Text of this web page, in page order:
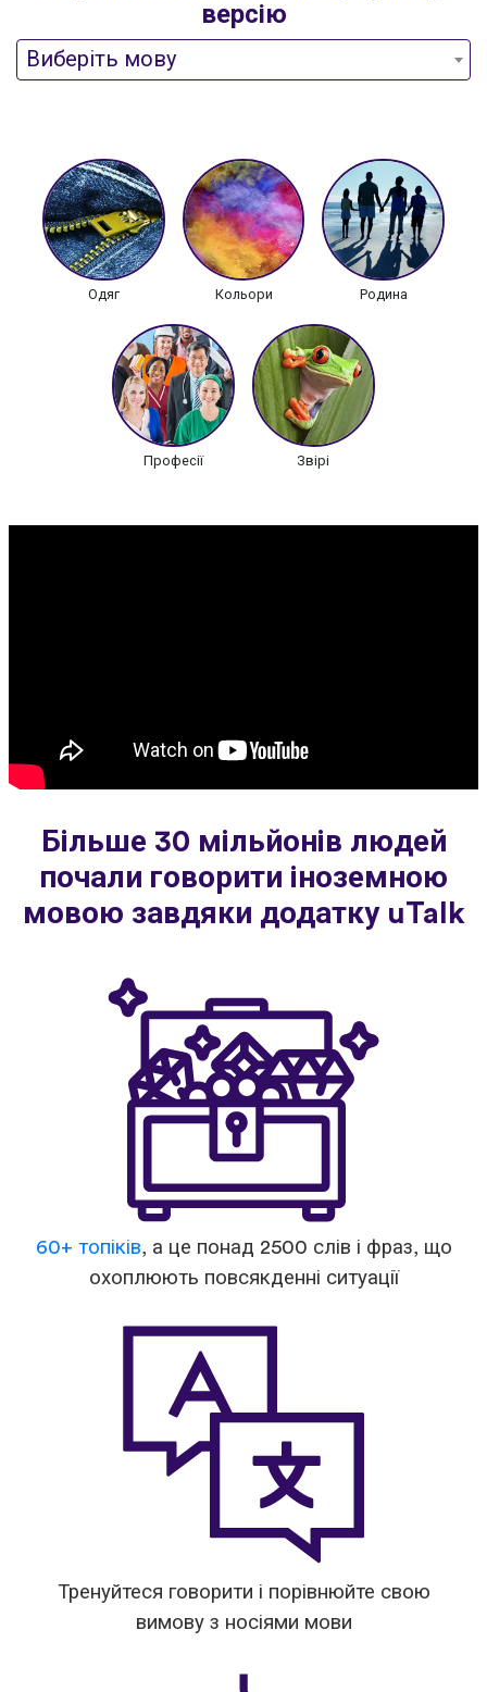
версію
Виберіть мову
Одяг Кольори Родина
Професії Звірі
Більше 30 мільйонів людей
почали говорити іноземною
мовою завдяки додатку uTalk
60+ топіків, а це понад 2500 слів і фраз, що
охоплюють повсякденні ситуації
Тренуйтеся говорити і порівнюйте свою
вимову з носіями мови